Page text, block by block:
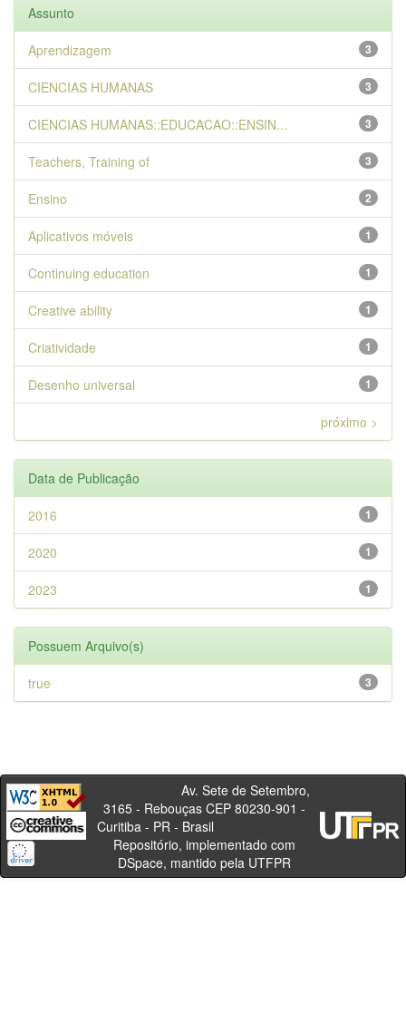
Assunto
3
Aprendizagem
3
CIENCIAS HUMANAS
3
CIENCIAS HUMANAS::EDUCACAO::ENSIN...
3
Teachers, Training of
2
Ensino
1
Aplicativos móveis
1
Continuing education
1
Creative ability
1
Criatividade
1
Desenho universal
próximo >
Data de Publicação
1
2016
1
2020
1
2023
Possuem Arquivo(s)
3
true
Av. Sete de Setembro,
3165 - Rebouças CEP 80230-901 -
Curitiba - PR - Brasil
Repositório, implementado com
DSpace, mantido pela UTFPR